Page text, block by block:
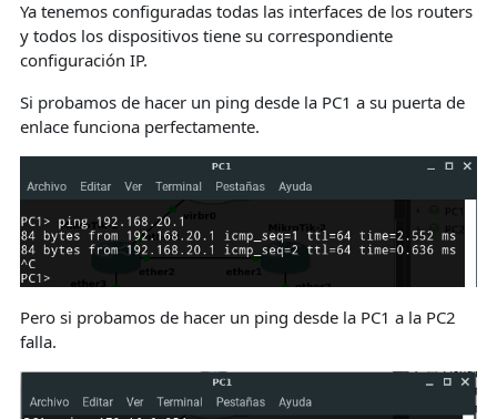
Ya tenemos configuradas todas las interfaces de los routers
y todos los dispositivos tiene su correspondiente
configuración IP.
Si probamos de hacer un ping desde la PC1 a su puerta de
enlace funciona perfectamente.
Pero si probamos de hacer un ping desde la PC1 a la PC2
falla.